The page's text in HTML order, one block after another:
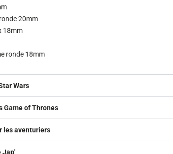
20mm
18mm
ronde 18mm
Wars
Game of Thrones
les aventuriers
Jap'